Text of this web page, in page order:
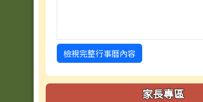
檢視完整行事曆內容
家長專區